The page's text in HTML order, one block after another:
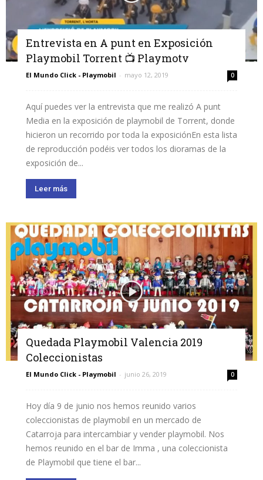
Entrevista en A punt en Exposición
Playmobil Torrent 📺 Playmotv
El Mundo Click - Playmobil - mayo 12, 2019 0
Aquí puedes ver la entrevista que me realizó A punt
Media en la exposición de playmobil de Torrent, donde
hicieron un recorrido por toda la exposiciónEn esta lista
de reproducción podéis ver todos los dioramas de la
exposición de...
Leer más
Quedada Playmobil Valencia 2019
Coleccionistas
El Mundo Click - Playmobil - junio 26, 2019 0
Hoy día 9 de junio nos hemos reunido varios
coleccionistas de playmobil en un mercado de
Catarroja para intercambiar y vender playmobil. Nos
hemos reunido en el bar de Imma , una coleccionista
de Playmobil que tiene el bar...